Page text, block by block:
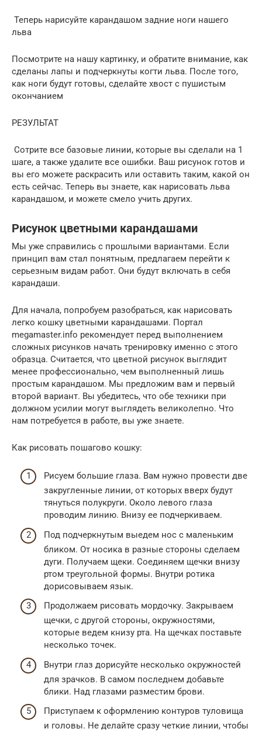
Теперь нарисуйте карандашом задние ноги нашего
льва
Посмотрите на нашу картинку, и обратите внимание, как
сделаны лапы и подчеркнуты когти льва. После того,
как ноги будут готовы, сделайте хвост с пушистым
окончанием
РЕЗУЛЬТАТ
Сотрите все базовые линии, которые вы сделали на 1
шаге, а также удалите все ошибки. Ваш рисунок готов и
вы его можете раскрасить или оставить таким, какой он
есть сейчас. Теперь вы знаете, как нарисовать льва
карандашом, и можете смело учить других.
Рисунок цветными карандашами
Мы уже справились с прошлыми вариантами. Если
принцип вам стал понятным, предлагаем перейти к
серьезным видам работ. Они будут включать в себя
карандаши.
Для начала, попробуем разобраться, как нарисовать
легко кошку цветными карандашами. Портал
megamaster.info рекомендует перед выполнением
сложных рисунков начать тренировку именно с этого
образца. Считается, что цветной рисунок выглядит
менее профессионально, чем выполненный лишь
простым карандашом. Мы предложим вам и первый
второй вариант. Вы убедитесь, что обе техники при
должном усилии могут выглядеть великолепно. Что
нам потребуется в работе, вы уже знаете.
Как рисовать пошагово кошку:
Рисуем большие глаза. Вам нужно провести две
закругленные линии, от которых вверх будут
тянуться полукруги. Около левого глаза
проводим линию. Внизу ее подчеркиваем.
Под подчеркнутым выедем нос с маленьким
бликом. От носика в разные стороны сделаем
дуги. Получаем щеки. Соединяем щечки внизу
ртом треугольной формы. Внутри ротика
дорисовываем язык.
Продолжаем рисовать мордочку. Закрываем
щечки, с другой стороны, окружностями,
которые ведем книзу рта. На щечках поставьте
несколько точек.
Внутри глаз дорисуйте несколько окружностей
для зрачков. В самом последнем добавьте
блики. Над глазами разместим брови.
Приступаем к оформлению контуров туловища
и головы. Не делайте сразу четкие линии, чтобы